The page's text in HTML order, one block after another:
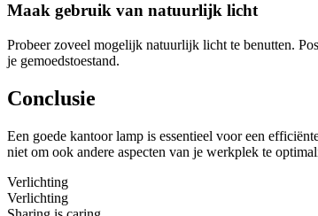
Maak gebruik van natuurlijk licht
Probeer zoveel mogelijk natuurlijk licht te benutten.
je gemoedstoestand.
Conclusie
Een goede kantoor lamp is essentieel voor een
niet om ook andere aspecten van je werkplek te
Verlichting
Verlichting